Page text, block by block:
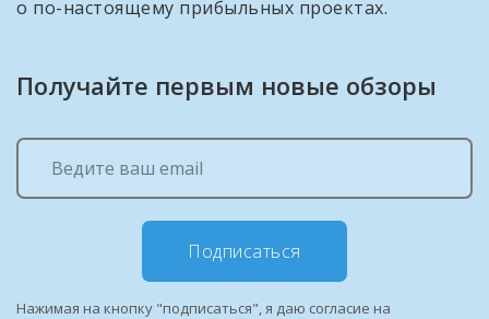
о по-настоящему прибыльных проектах.
Получайте первым новые обзоры
Подписаться
Нажимая на кнопку "подписаться", я даю согласие на